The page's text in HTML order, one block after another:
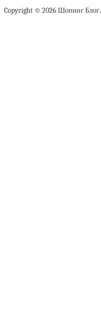
Copyright © 2026 Шопинг Блог.